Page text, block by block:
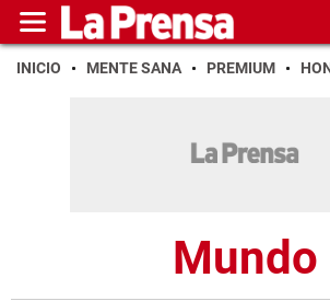
INICIO MENTE SANA PREMIUM
Mundo